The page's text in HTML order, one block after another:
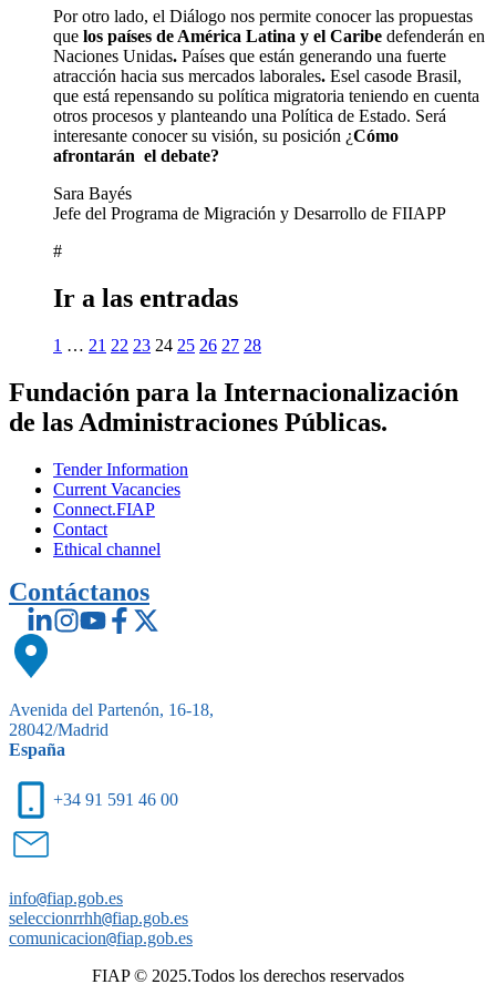
Por otro lado, el Diálogo nos permite conocer las propuestas
que los países de América Latina y el Caribe defenderán en
Naciones Unidas. Países que están generando una fuerte
atracción hacia sus mercados laborales. Esel casode Brasil,
que está repensando su política migratoria teniendo en cuenta
otros procesos y planteando una Política de Estado. Será
interesante conocer su visión, su posición ¿Cómo
afrontarán el debate?
Sara Bayés
Jefe del Programa de Migración y Desarrollo de FIIAPP
#
Ir a las entradas
1 … 21 22 23 24 25 26 27 28
Fundación para la Internacionalización
de las Administraciones Públicas.
Tender Information
Current Vacancies
Connect.FIAP
Contact
Ethical channel
Contáctanos
Avenida del Partenón, 16-18,
28042/Madrid
España
+34 91 591 46 00
info@fiap.gob.es
seleccionrrhh@fiap.gob.es
comunicacion@fiap.gob.es
FIAP © 2025.Todos los derechos reservados